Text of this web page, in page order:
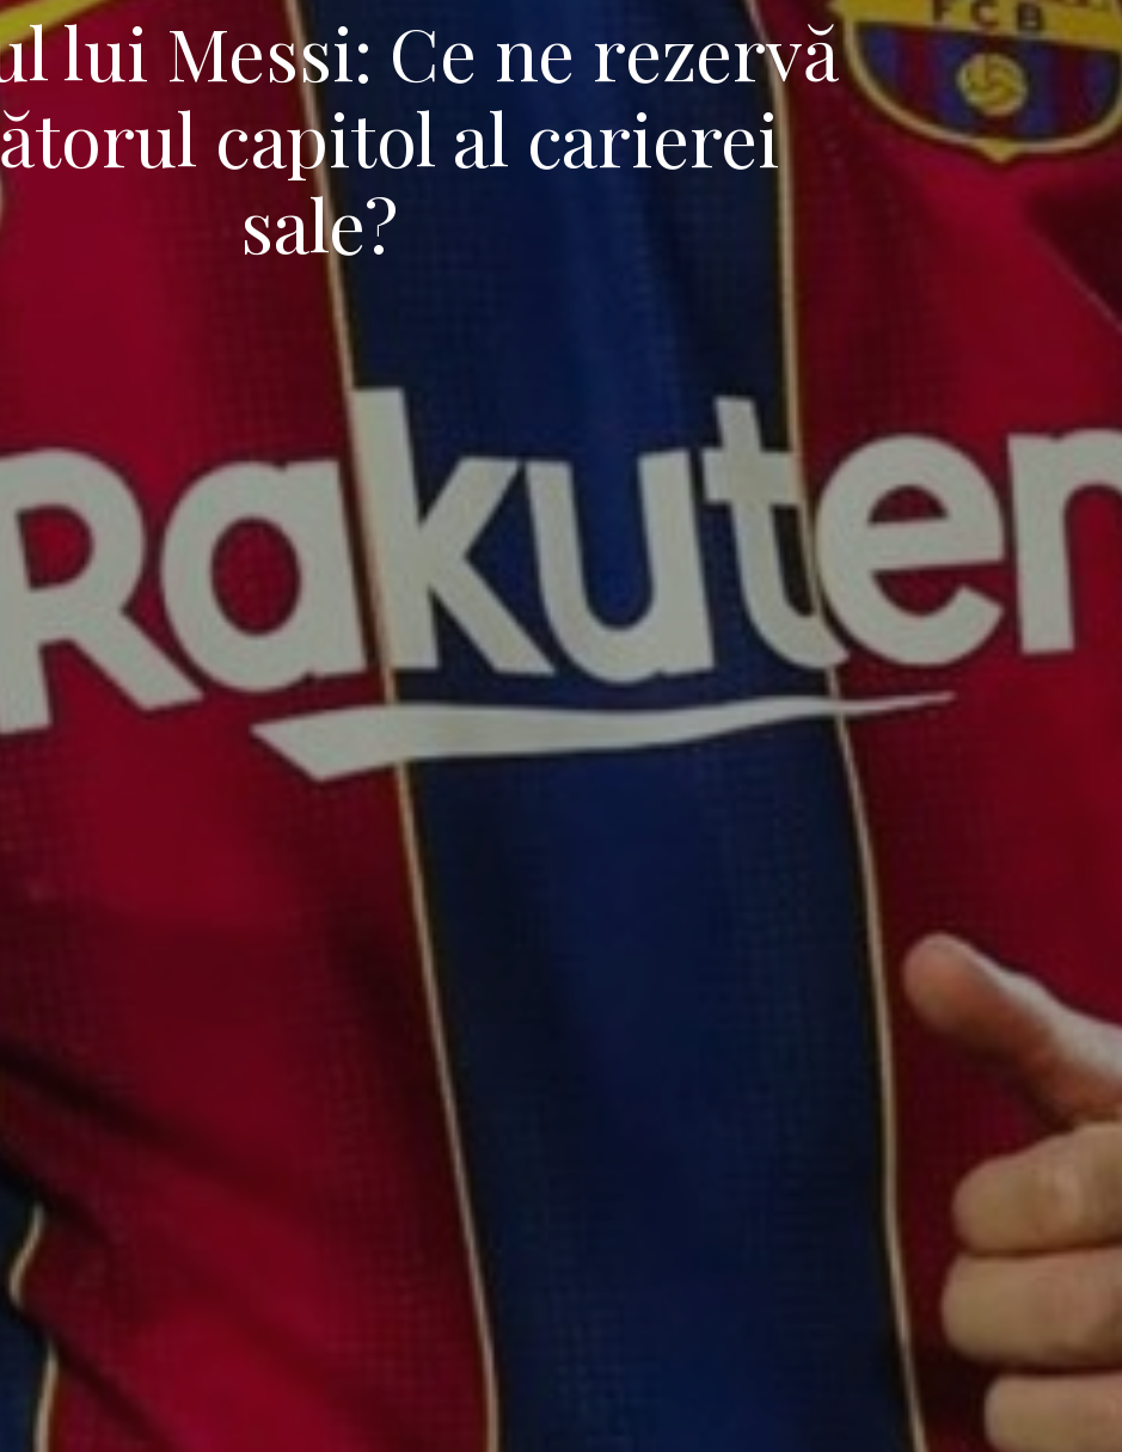
lui Messi: Ce ne rezervă
capitol al carierei
sale?